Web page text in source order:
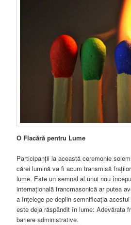
O Flacără pentru Lume
Participanții la această ceremonie
cărei lumină va fi acum transmisă
lume. Este un semnal al unui nou
internațională francmasonică ar putea
a înțelege pe deplin semnificația
este deja răspândit în lume: Adevărata
bariere administrative.